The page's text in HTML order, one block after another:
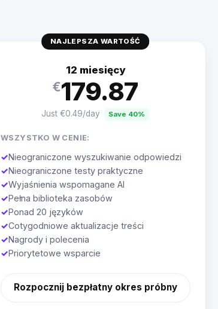
NAJLEPSZA WARTOŚĆ
12 miesięcy
€179.87
Just €0.49/day Save 40%
WSZYSTKO W CENIE:
✓Nieograniczone wyszukiwanie odpowiedzi
✓Nieograniczone testy praktyczne
✓Wyjaśnienia wspomagane AI
✓Pełna biblioteka zasobów
✓Ponad 20 języków
✓Cotygodniowe aktualizacje treści
✓Nagrody i polecenia
✓Priorytetowe wsparcie
Rozpocznij bezpłatny okres próbny